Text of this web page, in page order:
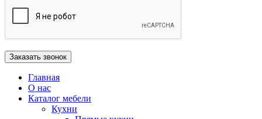
Главная
О нас
Каталог мебели
Кухни